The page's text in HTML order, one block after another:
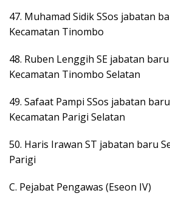
47. Muhamad Sidik SSos jabatan
Kecamatan Tinombo
48. Ruben Lenggih SE jabatan
Kecamatan Tinombo Selatan
49. Safaat Pampi SSos jabatan
Kecamatan Parigi Selatan
50. Haris Irawan ST jabatan baru
Parigi
C. Pejabat Pengawas (Eseon IV)